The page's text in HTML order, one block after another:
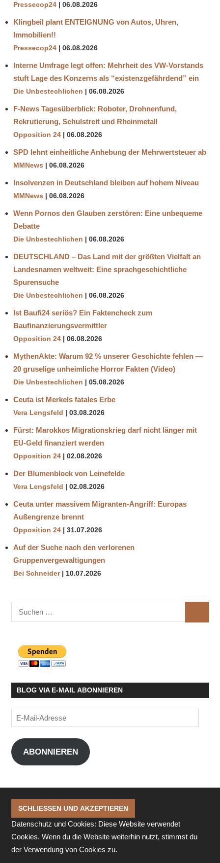
Pressecop24 06.08.2026
Klingbeil plant ENTEIGNUNG von Autos, Uhren,
Immobilien!!
Pressecop24 06.08.2026
Interne Umfrage legt offen: Mehrheit des VW-Vorstands
stuft Lage des Konzerns als “existenzgefährdend” ein
Die Unbestechlichen 06.08.2026
F-News Tagesüberblick: Roboter, Drohnenfund,
Rekrutierung, Schulstreit und Rheinmetall
Opposition 24 06.08.2026
SPD lehnt einheitliche Anhebung der Mehrwertsteuer ab
MMNews 06.08.2026
Insolvenzen in Deutschland bleiben auf hohem Niveau
MMNews 06.08.2026
Wenn Pornos den Glauben zerstören: Eine unbequeme
Debatte
Die Unbestechlichen 06.08.2026
DEUTSCHLAND – Das Land mit der größten Vielfalt an
Landesnamen weltweit: Eine sprachgeschichtliche
Spurensuche
Die Unbestechlichen 06.08.2026
Ist Baufi24 seriös? Ein Faktencheck zum
Baufinanzierungsvermittler
Opposition 24 06.08.2026
MythenAkte: Warum 92 % unserer Geschichte fehlen —
20 gruselige unheimliche Horror Fakten (Video)
Die Unbestechlichen 05.08.2026
Ceuta ist Merkels fatales Erbe
Vera Lengsfeld 03.08.2026
Fürst: Marokkos Migrationskrieg darf nicht länger mit
EU-Geld finanziert werden
Opposition 24 02.08.2026
Der Blumenblock von Leinefelde
Vera Lengsfeld 02.08.2026
Ceuta unter massivem Migranten-Angriff: Europas
Außengrenze brennt
Opposition 24 31.07.2026
Auf der Suche nach den verlorenen
Gruppenvergewaltigungen
Bei Schneider 10.07.2026
Suchen
nach:
BLOG VIA E-MAIL ABONNIEREN
E-
Mail-
Adresse
ABONNIEREN
Datenschutz und Cookies: Diese Website verwendet
Cookies. Wenn du die Website weiterhin nutzt, stimmst du
der Verwendung von Cookies zu.